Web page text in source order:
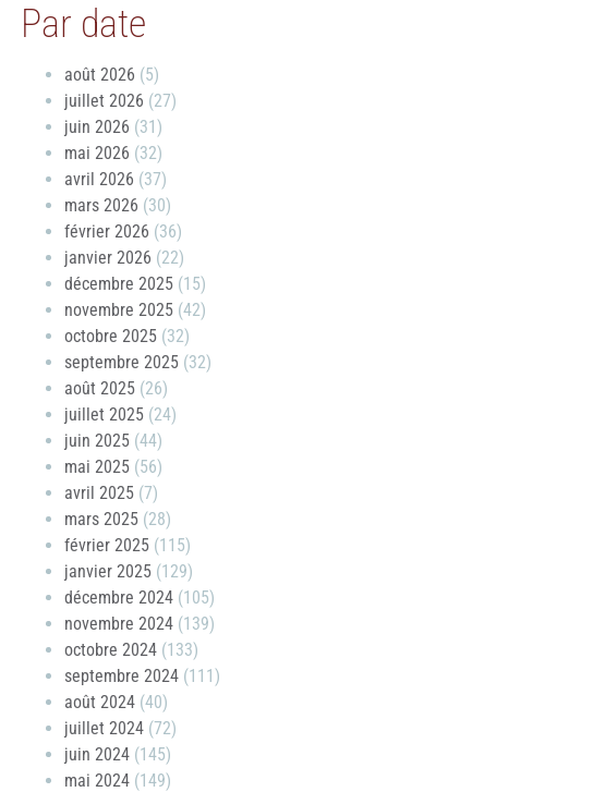
Par date
août 2026 (5)
juillet 2026 (27)
juin 2026 (31)
mai 2026 (32)
avril 2026 (37)
mars 2026 (30)
février 2026 (36)
janvier 2026 (22)
décembre 2025 (15)
novembre 2025 (42)
octobre 2025 (32)
septembre 2025 (32)
août 2025 (26)
juillet 2025 (24)
juin 2025 (44)
mai 2025 (56)
avril 2025 (7)
mars 2025 (28)
février 2025 (115)
janvier 2025 (129)
décembre 2024 (105)
novembre 2024 (139)
octobre 2024 (133)
septembre 2024 (111)
août 2024 (40)
juillet 2024 (72)
juin 2024 (145)
mai 2024 (149)